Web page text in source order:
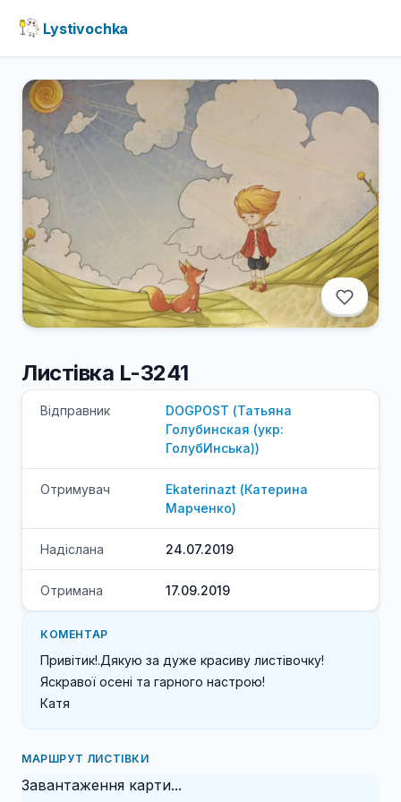
Lystivochka
Листівка L-3241
Відправник DOGPOST (Татьяна
Голубинская (укр:
ГолубИнська))
Отримувач Ekaterinazt (Катерина
Марченко)
Надіслана 24.07.2019
Отримана 17.09.2019
КОМЕНТАР
Привітик!.Дякую за дуже красиву листівочку!
Яскравої осені та гарного настрою!
Катя
МАРШРУТ ЛИСТІВКИ
Завантаження карти...